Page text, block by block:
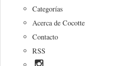
Categorías
Acerca de Cocotte
Contacto
RSS